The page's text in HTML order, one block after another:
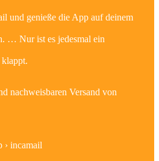
und genieße die App auf deinem
… Nur ist es jedesmal ein
nachweisbaren Versand von
› incamail